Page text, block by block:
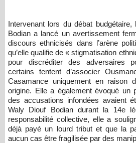
Intervenant lors du débat budgétaire,
Bodian a lancé un avertissement
discours ethnicisés dans l’arène
qu’elle qualifie de « stigmatisation
pour discréditer des adversaires
certains tentent d’associer
Casamance uniquement en
origine. Elle a également évoqué un
des accusations infondées avaient
Waly Diouf Bodian durant la 14e
responsabilité collective, elle a
déjà payé un lourd tribut et que la
aucun cas être fragilisée par des